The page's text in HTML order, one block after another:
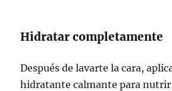
Hidratar completamente
Después de lavarte la cara,
hidratante calmante para nutrir